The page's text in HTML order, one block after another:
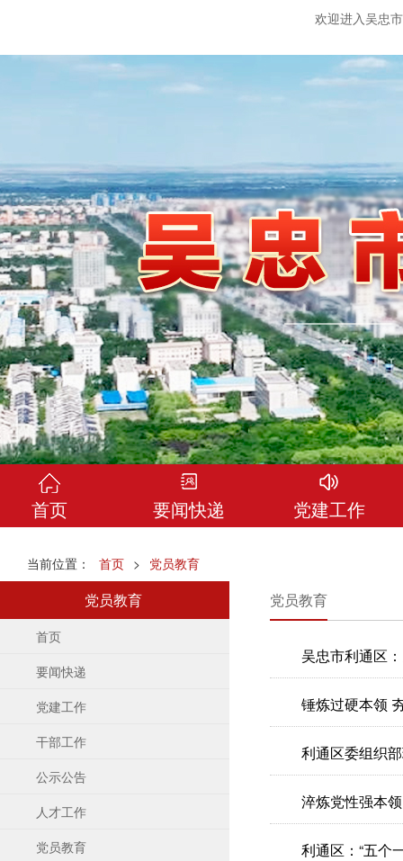
欢迎进入吴忠
首页 要闻快递 党建工作
当前位置： 首页 > 党员教育
党员教育
首页
要闻快递
党建工作
干部工作
公示公告
人才工作
党员教育
党员教育
吴忠市利通区
锤炼过硬本领
利通区委组织
淬炼党性强本
利通区：“五个